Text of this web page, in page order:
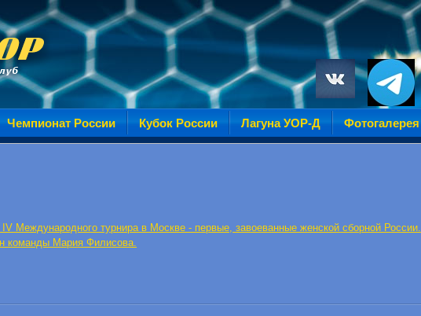
Чемпионат России Кубок России Лагуна УОР-Д Фотогалерея
Международного турнира в Москве - первые, завоеванные женской сборной России.
команды Мария Филисова.